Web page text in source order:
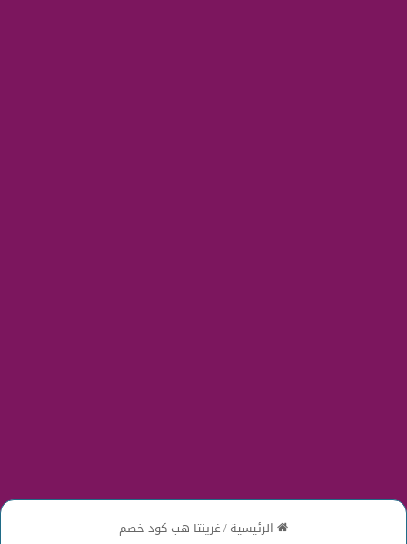
الرئيسية/غرينتا هب كود خصم